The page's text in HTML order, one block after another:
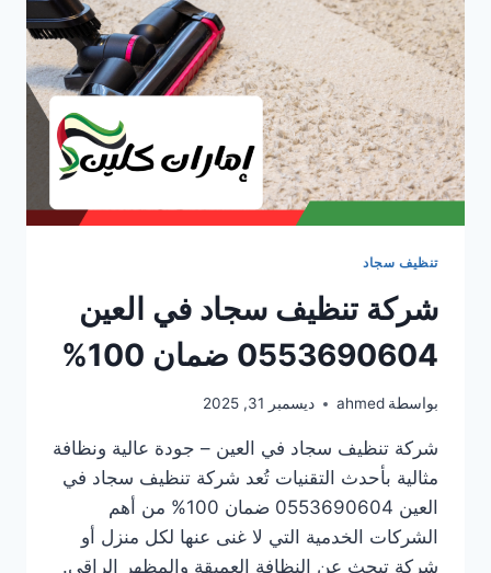
تنظيف سجاد
شركة تنظيف سجاد في العين
0553690604 ضمان 100%
بواسطة ahmed ديسمبر 31, 2025
شركة تنظيف سجاد في العين – جودة عالية ونظافة
مثالية بأحدث التقنيات تُعد شركة تنظيف سجاد في
العين 0553690604 ضمان 100% من أهم
الشركات الخدمية التي لا غنى عنها لكل منزل أو
شركة تبحث عن النظافة العميقة والمظهر الراقي.